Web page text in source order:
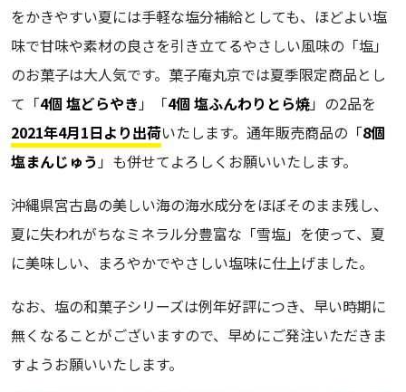
をかきやすい夏には手軽な塩分補給としても、ほどよい塩
味で甘味や素材の良さを引き立てるやさしい風味の「塩」
のお菓子は大人気です。菓子庵丸京では夏季限定商品とし
て「4個 塩どらやき」「4個 塩ふんわりとら焼」の2品を
2021年4月1日より出荷いたします。通年販売商品の「8個
塩まんじゅう」も併せてよろしくお願いいたします。
沖縄県宮古島の美しい海の海水成分をほぼそのまま残し、
夏に失われがちなミネラル分豊富な「雪塩」を使って、夏
に美味しい、まろやかでやさしい塩味に仕上げました。
なお、塩の和菓子シリーズは例年好評につき、早い時期に
無くなることがございますので、早めにご発注いただきま
すようお願いいたします。